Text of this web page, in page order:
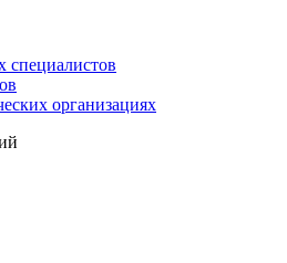
специалистов
организациях